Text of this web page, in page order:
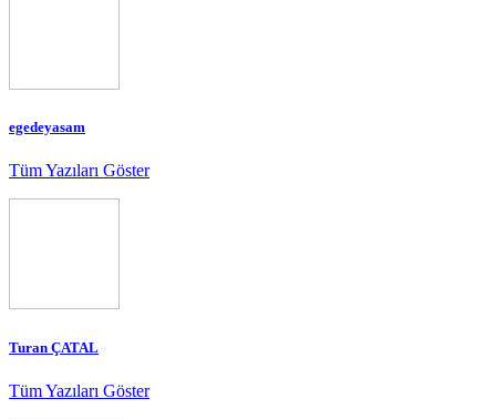
egedeyasam
Tüm Yazıları Göster
Turan ÇATAL
Tüm Yazıları Göster